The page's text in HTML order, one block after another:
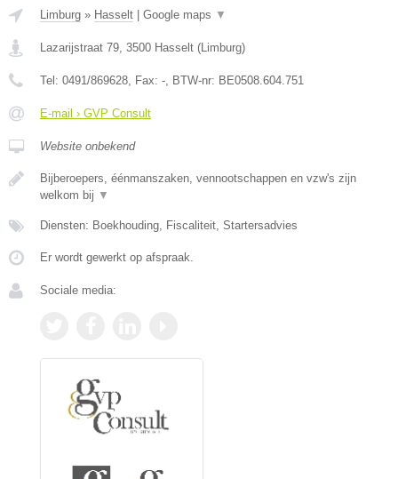
Limburg » Hasselt Google maps ▼
Lazarijstraat 79, 3500 Hasselt (Limburg)
Tel: 0491/869628, Fax: -, BTW-nr: BE0508.604.751
E-mail › GVP Consult
Website onbekend
Bijberoepers, éénmanszaken, vennootschappen en vzw's zijn
welkom bij ▼
Diensten: Boekhouding, Fiscaliteit, Startersadvies
Er wordt gewerkt op afspraak.
Sociale media: